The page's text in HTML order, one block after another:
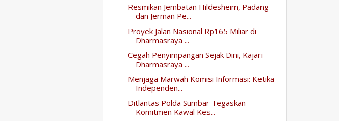
Resmikan Jembatan Hildesheim, Padang
dan Jerman Pe...
Proyek Jalan Nasional Rp165 Miliar di
Dharmasraya ...
Cegah Penyimpangan Sejak Dini, Kajari
Dharmasraya ...
Menjaga Marwah Komisi Informasi: Ketika
Independen...
Ditlantas Polda Sumbar Tegaskan
Komitmen Kawal Kes...